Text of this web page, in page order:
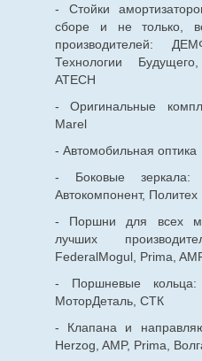
- Стойки
сборе и не только,
производителей:
Технологии
ATECH
- Оригинальные
Marel
- Автомобильная оптика
- Боковые зеркала:
Автокомпонент, Политех
- Поршни для всех
лучших
FederalMogul, Prima,
- Поршневые
МоторДеталь, СТК
- Клапана и
Herzog, AMP, Prima,